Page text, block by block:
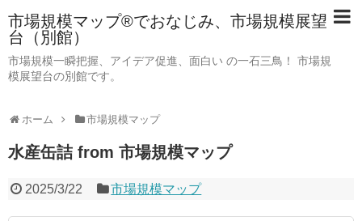
市場規模マップ®でおなじみ、市場規模展望
台（別館）
市場規模一瞬把握、アイデア促進、面白い の一石三鳥！ 市場規
模展望台の別館です。
ホーム 市場規模マップ
水産缶詰 from 市場規模マップ
2025/3/22 市場規模マップ